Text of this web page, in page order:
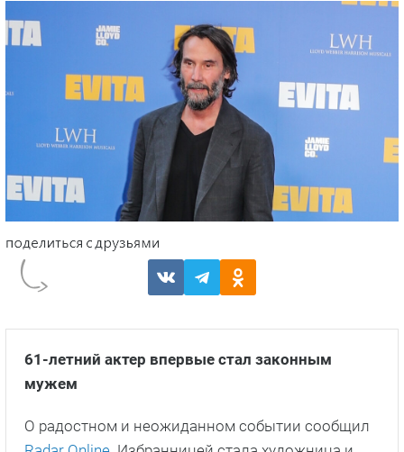
61-летний актер впервые стал законным
мужем
О радостном и неожиданном событии сообщил